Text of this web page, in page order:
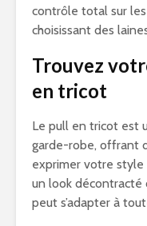
contrôle total sur
choisissant des
Trouvez
en tricot
Le pull en tricot est
garde-robe, offrant
exprimer votre style
un look décontracté
peut s’adapter à